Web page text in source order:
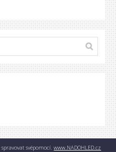
spravovat svépomocí.www.NADOHLED.cz